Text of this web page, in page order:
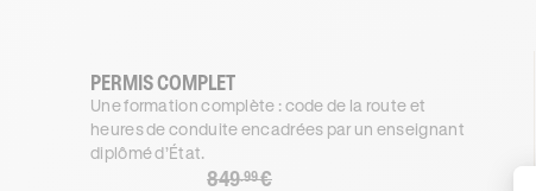
PERMIS COMPLET
Une formation complète : code de la route et
heures de conduite encadrées par un enseignant
diplômé d’État.
849 .99€